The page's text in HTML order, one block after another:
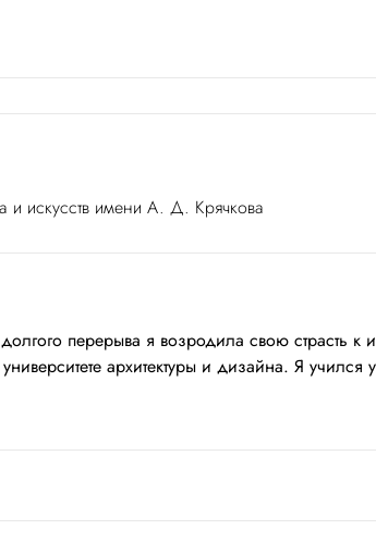
и искусств имени А. Д. Крячкова
перерыва я возродила свою страсть
архитектуры и дизайна. Я